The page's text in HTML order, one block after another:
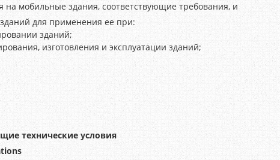
на мобильные здания, соответствующие требования, и
зданий для применения ее при:
зданий;
изготовления и эксплуатации зданий;
технические условия